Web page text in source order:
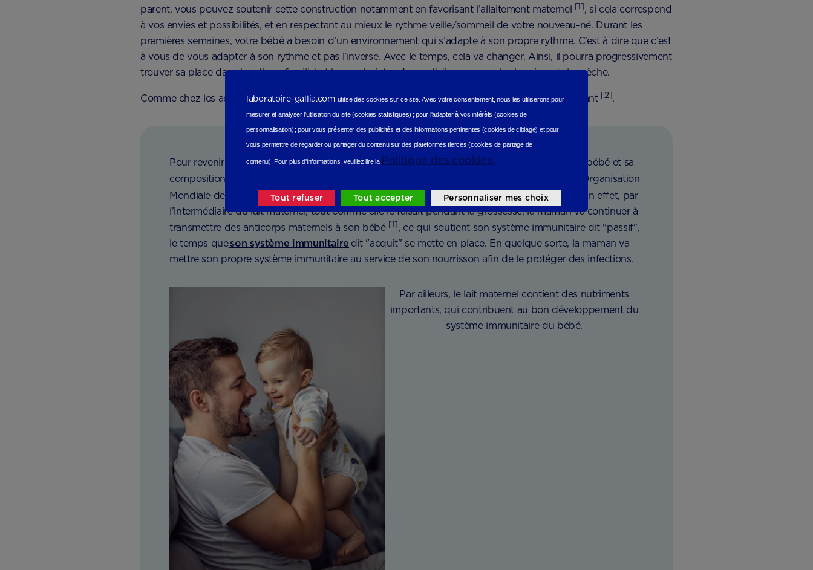
parent, vous pouvez soutenir cette construction notamment en favorisant l’allaitement maternel [1], si cela correspond
à vos envies et possibilités, et en respectant au mieux le rythme veille/sommeil de votre nouveau-né. Durant les
premières semaines, votre bébé a besoin d’un environnement qui s’adapte à son propre rythme. C’est à dire que c’est
à vous de vous adapter à son rythme et pas l’inverse. Avec le temps, cela va changer. Ainsi, il pourra progressivement
trouver sa place dans le rythme familial et les contraintes du quotidien, comme les horaires de la crèche.
Comme chez les adultes, un sommeil de qualité et une alimentation adaptée jouent un rôle important [2].
Pour revenir au lait maternel, il a la grande particularité d’être parfaitement adapté à chaque bébé et sa
composition est très riche, tant sur le plan nutritionnel que sur le plan immunologique
. L’Organisation
Mondiale de la Santé préconised’allaiter son bébépendant ses 6 premiers mois de vie
. En effet, par
l’intermédiaire du lait maternel, tout comme elle le faisait pendant la grossesse, la maman va continuer à
transmettre des anticorps maternels à son bébé [1], ce qui soutient son système immunitaire dit "passif",
le temps queson système immunitaire dit "acquit" se mette en place. En quelque sorte, la maman va
mettre son propre système immunitaire au service de son nourrisson afin de le protéger des infections.
Par ailleurs, le lait maternel contient des nutriments
importants, qui contribuent au bon développement du
système immunitaire du bébé.
laboratoire-gallia.com utilise des cookies sur ce site.Avec votre consentement, nous les utiliseronspour
mesurer et analyser l'utilisation du site (cookies statistiques) ;pour l'adapter à vos intérêts (cookies de
personnalisation) ;pour vous présenter des publicités et des informations pertinentes (cookies de ciblage) et pour
vous permettre de regarder ou partager du contenu sur des plateformes tierces (cookies de partage de
contenu). Pour plus d'informations, veuillez lire la Politique des cookies.
Tout refuser Tout accepter Personnaliser mes choix